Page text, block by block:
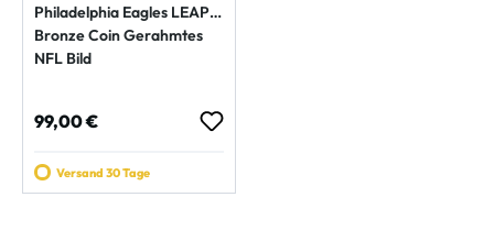
Philadelphia Eagles LEAP
Bronze Coin Gerahmtes
NFL Bild
Regulärer Preis:
99,00 €
Versand 30 Tage